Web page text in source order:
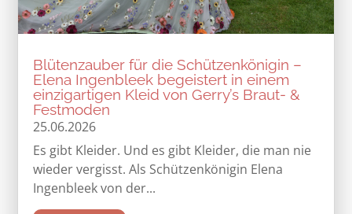
Blütenzauber für die Schützenkönigin –
Elena Ingenbleek begeistert in einem
einzigartigen Kleid von Gerry’s Braut- &
Festmoden
25.06.2026
Es gibt Kleider. Und es gibt Kleider, die man nie
wieder vergisst. Als Schützenkönigin Elena
Ingenbleek von der...